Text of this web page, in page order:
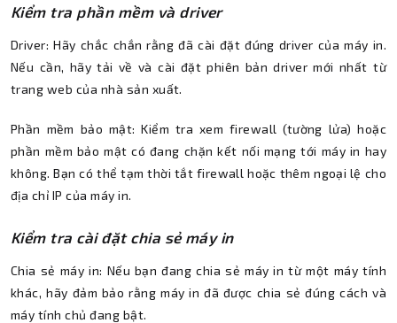
Kiểm tra phần mềm và driver
Driver: Hãy chắc chắn rằng đã cài đặt đúng driver của máy in.
Nếu cần, hãy tải về và cài đặt phiên bản driver mới nhất từ
trang web của nhà sản xuất.
Phần mềm bảo mật: Kiểm tra xem firewall (tường lửa) hoặc
phần mềm bảo mật có đang chặn kết nối mạng tới máy in hay
không. Bạn có thể tạm thời tắt firewall hoặc thêm ngoại lệ cho
địa chỉ IP của máy in.
Kiểm tra cài đặt chia sẻ máy in
Chia sẻ máy in: Nếu bạn đang chia sẻ máy in từ một máy tính
khác, hãy đảm bảo rằng máy in đã được chia sẻ đúng cách và
máy tính chủ đang bật.